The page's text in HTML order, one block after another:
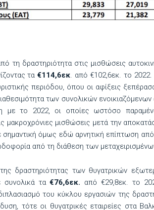
τη δραστηριότητα στις μισθώσεις
τα€114,6εκ. από €102,6εκ. το 2022.
περιόδου, όπου οι αφίξεις
των συνολικών ενοικιαζόμενων
με το 2022, οι οποίες ωστόσο
μακροχρόνιες μισθώσεις μετά την
σημαντική όμως εδώ αρνητική επίπτωση
από τη διάθεση των
δραστηριότητας των θυγατρικών
συνολικά τα€76,6εκ. από €29,8εκ. το
του κύκλου εργασιών της
τότε οι θυγατρικές εταιρείες στα